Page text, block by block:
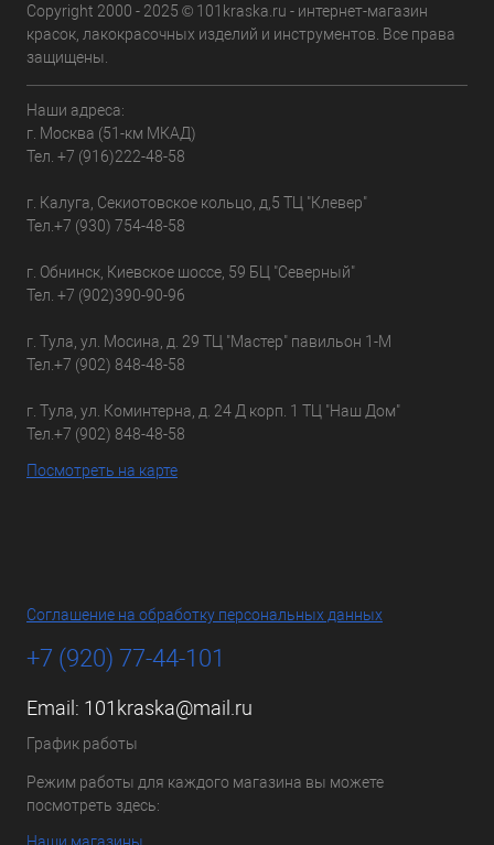
Copyright 2000 - 2025 © 101kraska.ru - интернет-магазин
красок, лакокрасочных изделий и инструментов. Все права
защищены.
Наши адреса:
г. Москва (51-км МКАД)
Тел. +7 (916)222-48-58
г. Калуга, Секиотовское кольцо, д,5 ТЦ "Клевер"
Тел. +7 (930) 754-48-58
г. Обнинск, Киевское шоссе, 59 БЦ "Северный"
Тел. +7 (902)390-90-96
г. Тула, ул. Мосина, д. 29 ТЦ "Мастер" павильон 1-М
Тел. +7 (902) 848-48-58
г. Тула, ул. Коминтерна, д. 24 Д корп. 1 ТЦ "Наш Дом"
Тел. +7 (902) 848-48-58
Посмотреть на карте
Соглашение на обработку персональных данных
+7 (920) 77-44-101
Email: 101kraska@mail.ru
График работы
Режим работы для каждого магазина вы можете
посмотреть здесь:
Наши магазины